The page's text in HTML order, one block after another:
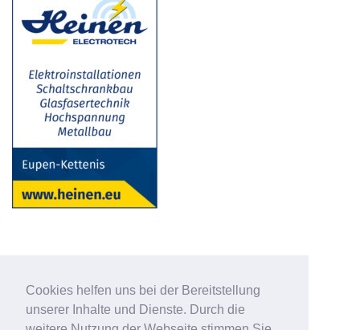
Cookies helfen uns bei der Bereitstellung
unserer Inhalte und Dienste. Durch die